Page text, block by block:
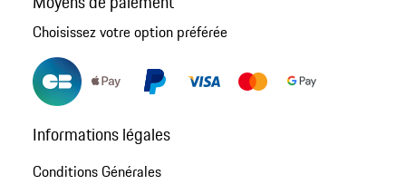
Choisissez votre option préférée
Informations légales
Conditions Générales